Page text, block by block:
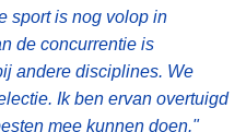
sport is nog volop in
de concurrentie is
andere disciplines. We
Ik ben ervan overtuigd
mee kunnen doen."